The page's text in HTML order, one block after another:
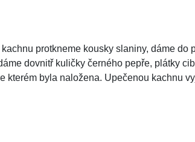
protkneme kousky slaniny, dáme do
dovnitř kuličky černého pepře, plátky
kterém byla naložena. Upečenou kachnu